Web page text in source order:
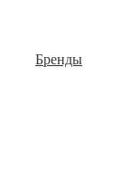
Бренды